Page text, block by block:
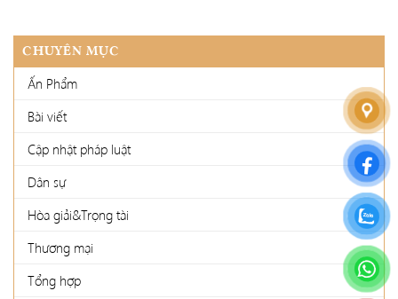
CHUYÊN MỤC
Ấn Phẩm
Bài viết
Cập nhật pháp luật
Dân sự
Hòa giải&Trọng tài
Thương mại
Tổng hợp